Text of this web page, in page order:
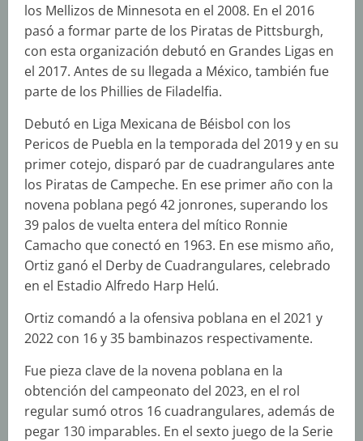
los Mellizos de Minnesota en el 2008. En el 2016
pasó a formar parte de los Piratas de Pittsburgh,
con esta organización debutó en Grandes Ligas en
el 2017. Antes de su llegada a México, también fue
parte de los Phillies de Filadelfia.
Debutó en Liga Mexicana de Béisbol con los
Pericos de Puebla en la temporada del 2019 y en su
primer cotejo, disparó par de cuadrangulares ante
los Piratas de Campeche. En ese primer año con la
novena poblana pegó 42 jonrones, superando los
39 palos de vuelta entera del mítico Ronnie
Camacho que conectó en 1963. En ese mismo año,
Ortiz ganó el Derby de Cuadrangulares, celebrado
en el Estadio Alfredo Harp Helú.
Ortiz comandó a la ofensiva poblana en el 2021 y
2022 con 16 y 35 bambinazos respectivamente.
Fue pieza clave de la novena poblana en la
obtención del campeonato del 2023, en el rol
regular sumó otros 16 cuadrangulares, además de
pegar 130 imparables. En el sexto juego de la Serie